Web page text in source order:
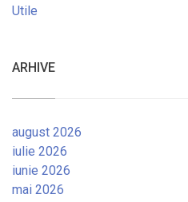
Utile
ARHIVE
august 2026
iulie 2026
iunie 2026
mai 2026